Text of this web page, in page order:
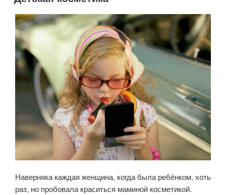
Наверняка каждая женщина, когда была ребёнком, хоть
раз, но пробовала краситься маминой косметикой.